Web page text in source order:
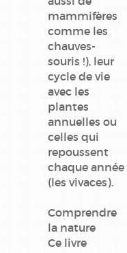
mammifères
comme les
chauves-
souris !), leur
cycle de vie
avec les
plantes
annuelles ou
celles qui
repoussent
chaque année
(les vivaces).
Comprendre
la nature
Ce livre